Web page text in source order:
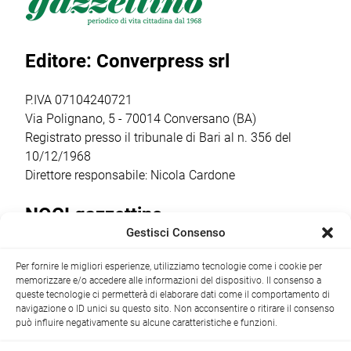
venerdì 17 luglio,
a partire dalle ore
trasformerà gli
cantina […]
Putignano 1, per
parlare di guerra
comunità
ricorrenza ha […]
Editore: Converpress srl
P.IVA 07104240721
Via Polignano, 5 - 70014 Conversano (BA)
Registrato presso il tribunale di Bari al n. 356 del
10/12/1968
Direttore responsabile: Nicola Cardone
NOCI gazzettino
+39 080 4979274|info@nocigazzettino.it Contatti|
Archivio
Gestisci Consenso
Per fornire le migliori esperienze, utilizziamo tecnologie come i cookie per
memorizzare e/o accedere alle informazioni del dispositivo. Il consenso a
queste tecnologie ci permetterà di elaborare dati come il comportamento di
navigazione o ID unici su questo sito. Non acconsentire o ritirare il consenso
può influire negativamente su alcune caratteristiche e funzioni.